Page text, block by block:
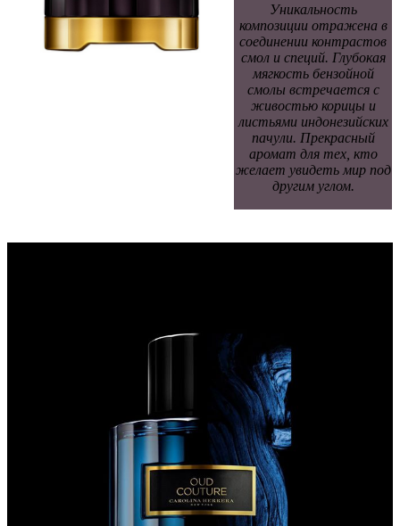
Уникальность
композиции отражена в
соединении контрастов
смол и специй. Глубокая
мягкость бензойной
смолы встречается с
живостью корицы и
листьями индонезийских
пачули. Прекрасный
аромат для тех, кто
желает увидеть мир под
другим углом.